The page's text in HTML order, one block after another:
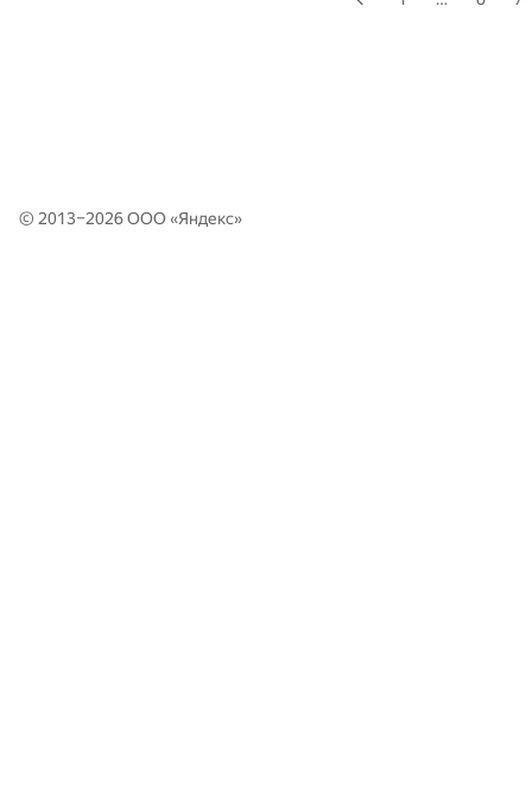
© 2013–2026 ООО «Яндекс»